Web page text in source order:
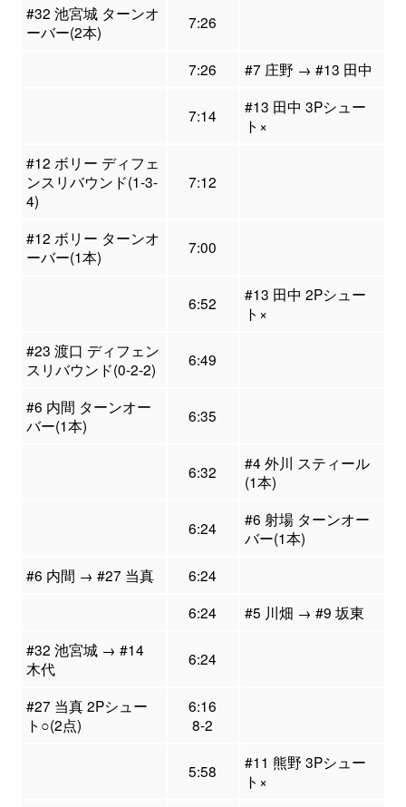
#32 池宮城 ターンオ
ーバー(2本)
7:26
7:26 #7 庄野 → #13 田中
7:14
#13 田中 3Pシュー
ト×
#12 ボリー ディフェ
ンスリバウンド(1-3-
4)
7:12
#12 ボリー ターンオ
ーバー(1本)
7:00
6:52
#13 田中 2Pシュー
ト×
#23 渡口 ディフェン
スリバウンド(0-2-2)
6:49
#6 内間 ターンオー
バー(1本)
6:35
6:32
#4 外川 スティール
(1本)
6:24
#6 射場 ターンオー
バー(1本)
#6 内間 → #27 当真
6:24
6:24
#5 川畑 → #9 坂東
#32 池宮城 → #14
木代
6:24
#27 当真 2Pシュー
ト○(2点)
6:16
8-2
5:58
#11 熊野 3Pシュー
ト×